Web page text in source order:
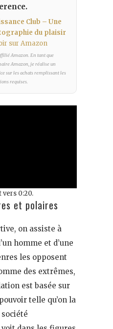
Club – Une
du plaisir
sur Amazon
Amazon. En tant que
Amazon, je réalise un
sur les achats remplissant les
requises.
vers 0:20.
et polaires
on assiste à
homme et d’une
les opposent
des extrêmes,
est basée sur
telle qu’on la